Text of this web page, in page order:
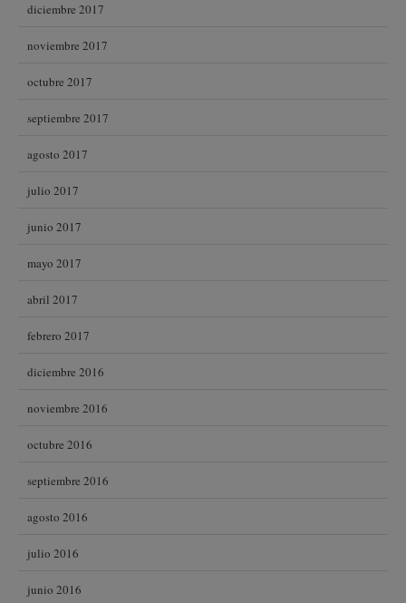
diciembre 2017
noviembre 2017
octubre 2017
septiembre 2017
agosto 2017
julio 2017
junio 2017
mayo 2017
abril 2017
febrero 2017
diciembre 2016
noviembre 2016
octubre 2016
septiembre 2016
agosto 2016
julio 2016
junio 2016